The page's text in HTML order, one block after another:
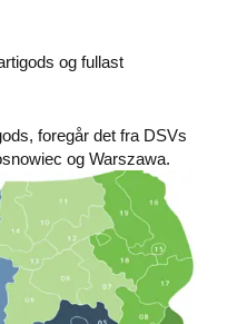
og fullast
foregår det fra DSVs
og Warszawa.